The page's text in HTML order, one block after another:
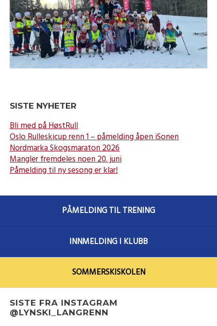
SISTE NYHETER
Bli med på HøstRull
Oslo Rulleskicup renn 1 – påmelding åpen iSonen
Nordmarka Skogsmaraton 2026
Mangler fremdeles noen 20. juni
Påmelding til ny sesong er klar!
PÅMELDING TIL TRENING
INNMELDING I KLUBB
SOMMERSKISKOLEN
SISTE FRA INSTAGRAM
@LYNSKI_LANGRENN